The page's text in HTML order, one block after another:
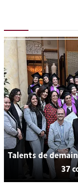
بالجديدة ويستضيف
النسخة الثانية
مهرجان الناظور
Talents de
37